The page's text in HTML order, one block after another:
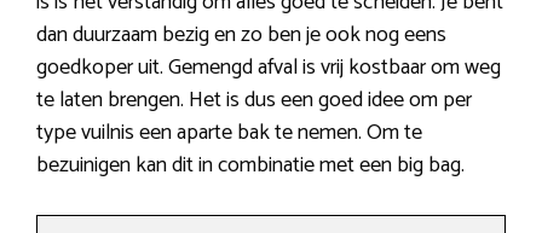
dan duurzaam bezig en zo ben je ook nog eens
goedkoper uit. Gemengd afval is vrij kostbaar om weg
te laten brengen. Het is dus een goed idee om per
type vuilnis een aparte bak te nemen. Om te
bezuinigen kan dit in combinatie met een big bag.